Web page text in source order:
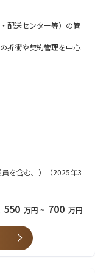
配送センター等）の管
折衝や契約管理を中心
交渉
を含む。）（2025年3
550 万円 ~ 700 万円